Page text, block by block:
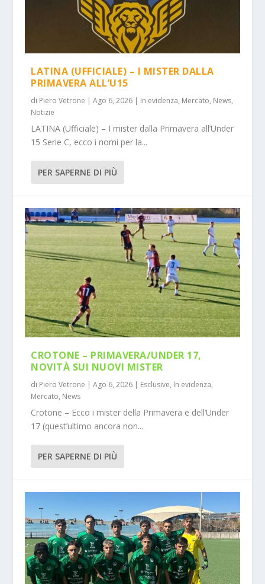
CROTONE – PRIMAVERA/UNDER 17, NOVITÀ
MONOPOLI – DALLA SERIE A ALLA
PRIMAVERA BIAN...
LATINA (UFFICIALE) – I MISTER DALLA
PRIMAVERA ALL’U15
di Piero Vetrone |Ago 6, 2026 | In evidenza, Mercato, News,
Notizie
LATINA (Ufficiale) – I mister dalla Primavera all’Under
15 Serie C, ecco i nomi per la...
PER SAPERNE DI PIÙ
CROTONE – PRIMAVERA/UNDER 17,
NOVITÀ SUI NUOVI MISTER
di Piero Vetrone |Ago 6, 2026 | Esclusive, In evidenza,
Mercato, News
Crotone – Ecco i mister della Primavera e dell’Under
17 (quest’ultimo ancora non...
PER SAPERNE DI PIÙ